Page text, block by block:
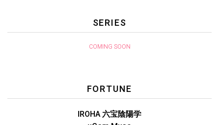
SERIES
COMING SOON
FORTUNE
IROHA 六宝陰陽学